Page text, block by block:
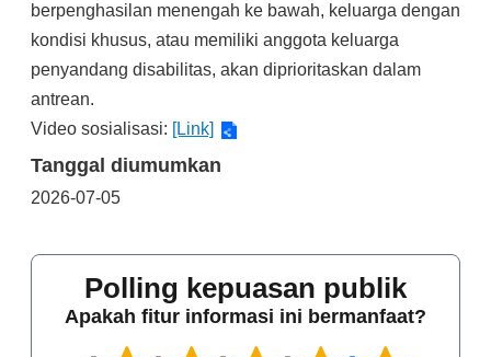
berpenghasilan menengah ke bawah, keluarga dengan
kondisi khusus, atau memiliki anggota keluarga
penyandang disabilitas, akan diprioritaskan dalam
antrean.
Video sosialisasi: [Link]
Tanggal diumumkan
2026-07-05
Polling kepuasan publik
Apakah fitur informasi ini bermanfaat?